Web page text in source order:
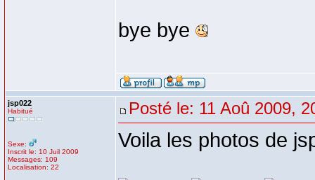
bye bye
jsp022
Habitué
Sexe:
Inscrit le: 10 Juil 2009
Messages: 109
Localisation: 22
Posté le: 11 Aoû 2009,
Voila les photos de